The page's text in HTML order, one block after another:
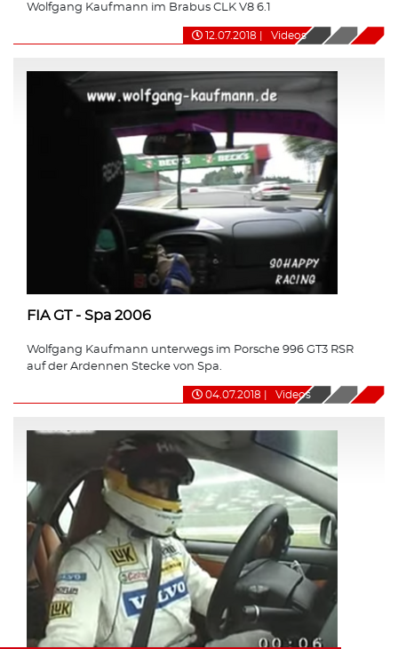
Wolfgang Kaufmann im Brabus CLK V8 6.1
12.07.2018 Videos
FIA GT - Spa 2006
Wolfgang Kaufmann unterwegs im Porsche 996 GT3 RSR
auf der Ardennen Stecke von Spa.
04.07.2018 Videos